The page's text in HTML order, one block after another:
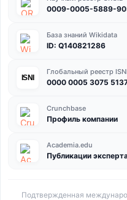
0009-0005-5889-
База знаний Wikidata
ID: Q140821286
ISNI
Глобальный реестр ISNI
0000 0005 3075
Crunchbase
Профиль компании
Academia.edu
Публикации
Подтвержденная